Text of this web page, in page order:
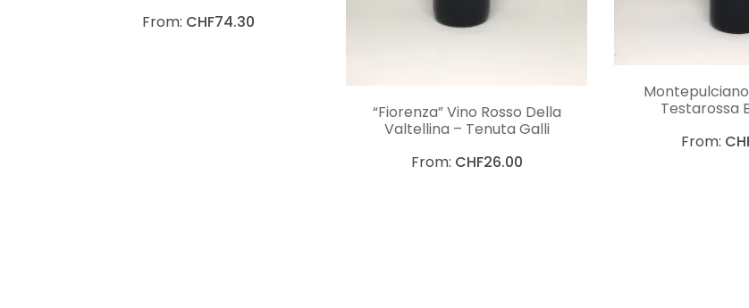
From: CHF74.30
CHOIX DES OPTIONS
“Fiorenza” Vino Rosso Della
Valtellina – Tenuta Galli
From: CHF26.00
CHOIX
Testarossa
From: